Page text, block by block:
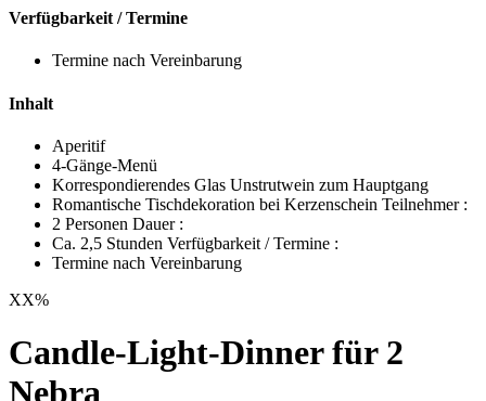
Verfügbarkeit / Termine
Termine nach Vereinbarung
Inhalt
Aperitif
4-Gänge-Menü
Korrespondierendes Glas Unstrutwein zum Hauptgang
Romantische Tischdekoration bei Kerzenschein Teilnehmer :
2 Personen Dauer :
Ca. 2,5 Stunden Verfügbarkeit / Termine :
Termine nach Vereinbarung
XX%
Candle-Light-Dinner für 2
Nebra